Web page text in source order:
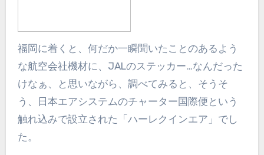
福岡に着くと、何だか一瞬聞いたことのあるよう
な航空会社機材に、JALのステッカー…なんだった
けなぁ、と思いながら、調べてみると、そうそ
う、日本エアシステムのチャーター国際便という
触れ込みで設立された「ハーレクインエア」でし
た。